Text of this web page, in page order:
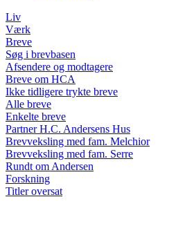
Liv
Værk
Breve
Søg i brevbasen
Afsendere og modtagere
Breve om HCA
Ikke tidligere trykte breve
Alle breve
Enkelte breve
Partner H.C. Andersens Hus
Brevveksling med fam. Melchior
Brevveksling med fam. Serre
Rundt om Andersen
Forskning
Titler oversat